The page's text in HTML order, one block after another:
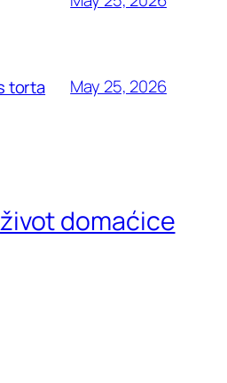
torta May 25, 2026
domaćice